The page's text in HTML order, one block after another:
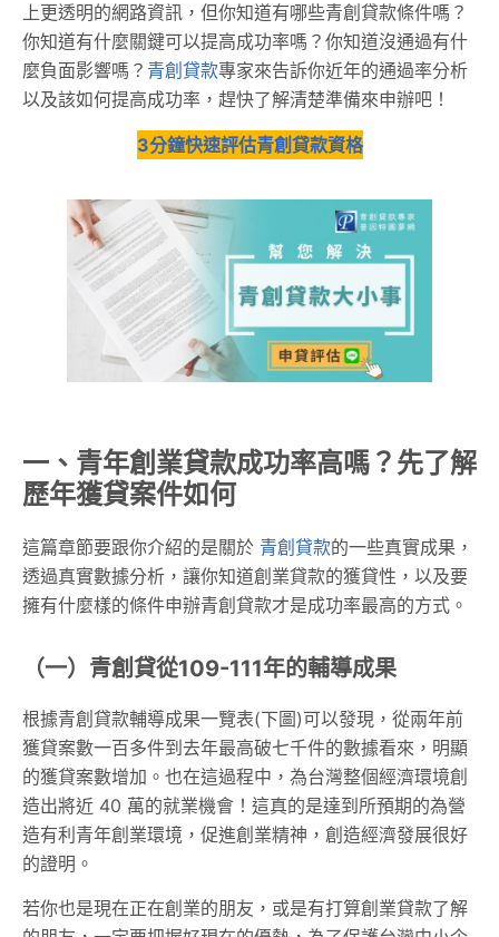
上更透明的網路資訊，但你知道有哪些青創貸款條件嗎？
你知道有什麼關鍵可以提高成功率嗎？你知道沒通過有什
麼負面影響嗎？ 青創貸款專家來告訴你近年的通過率分析
以及該如何提高成功率，趕快了解清楚準備來申辦吧！
3分鐘快速評估青創貸款資格
一、青年創業貸款成功率高嗎？先了解
歷年獲貸案件如何
這篇章節要跟你介紹的是關於 青創貸款的一些真實成果，
透過真實數據分析，讓你知道創業貸款的獲貸性，以及要
擁有什麼樣的條件申辦青創貸款才是成功率最高的方式。
（一）青創貸從109-111年的輔導成果
根據青創貸款輔導成果一覽表(下圖)可以發現，從兩年前
獲貸案數一百多件到去年最高破七千件的數據看來，明顯
的獲貸案數增加。也在這過程中，為台灣整個經濟環境創
造出將近 40 萬的就業機會！這真的是達到所預期的為營
造有利青年創業環境，促進創業精神，創造經濟發展很好
的證明。
若你也是現在正在創業的朋友，或是有打算創業貸款了解